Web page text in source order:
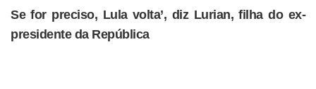
Se for preciso, Lula volta’, diz Lurian, filha do ex-
presidente da República